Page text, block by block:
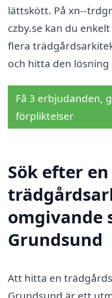
lättskött. På xn--
czby.se kan du
flera
och hitta den lösning
Få 3 erbjudanden,
förpliktelser
Sök efter
omgivande
Grundsund
Att hitta en